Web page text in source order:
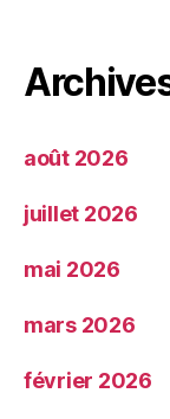
août 2026
juillet 2026
mai 2026
mars 2026
février 2026